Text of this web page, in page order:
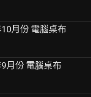
月份 電腦桌布
月份 電腦桌布